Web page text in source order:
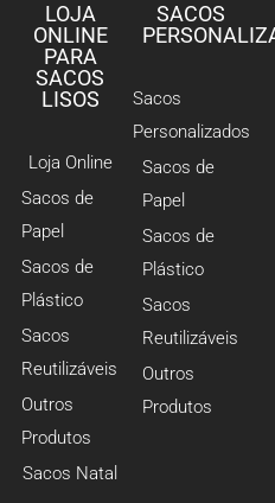
LOJA
ONLINE
PARA
SACOS
LISOS
Loja Online
Sacos de
Papel
Sacos de
Plástico
Sacos
Reutilizáveis
Outros
Produtos
Sacos Natal
SACOS
Sacos
Personalizados
Sacos de
Papel
Sacos de
Plástico
Sacos
Reutilizáveis
Outros
Produtos